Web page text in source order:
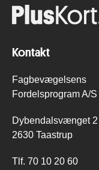
Kontakt
Fagbevægelsens
Fordelsprogram A/S
Dybendalsvænget 2
2630 Taastrup
Tlf. 70 10 20 60